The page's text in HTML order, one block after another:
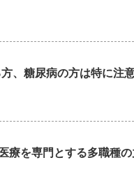
、糖尿病の方は特に注
療を専門とする多職種